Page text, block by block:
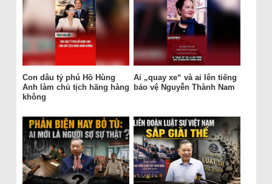
Con dâu tỷ phú Hồ Hùng
Anh làm chủ tịch hãng hàng
không
Ai „quay xe“ và ai lên tiếng
bảo vệ Nguyễn Thành Nam